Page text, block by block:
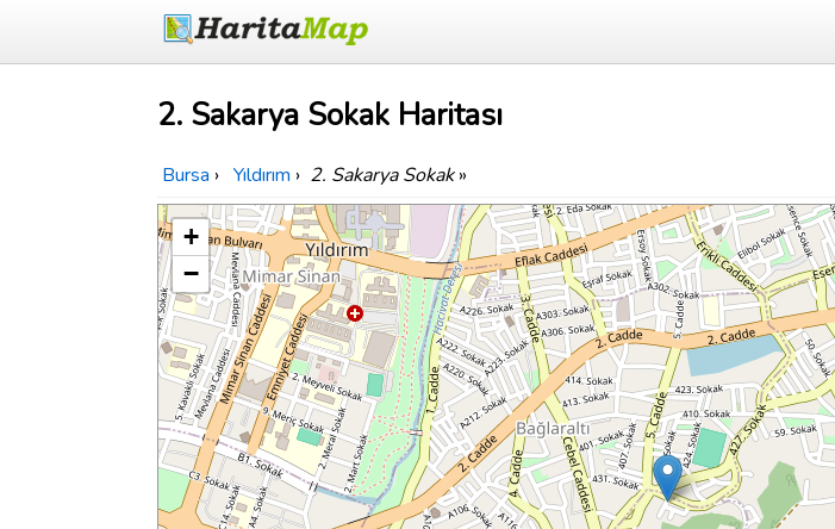
2. Sakarya Sokak Haritası
Bursa › Yıldırım › 2. Sakarya Sokak»
+
−